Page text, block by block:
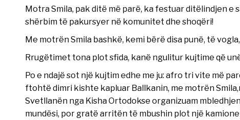
Motra Smila, pak ditë më parë, ka festuar ditëlindjen
shërbim të pakursyer në komunitet dhe shoqëri!
Me motrën Smila bashkë, kemi bërë disa punë, të
Rrugëtimet tona plot sfida, kanë ngulitur kujtime që
Po e ndajë sot një kujtim edhe me ju: afro tri vite më
ftohtë dimri kishte kapluar Ballkanin, me motrën
Svetllanën nga Kisha Ortodokse organizuam
mundësi, por gratë arritën të mbushin plot një